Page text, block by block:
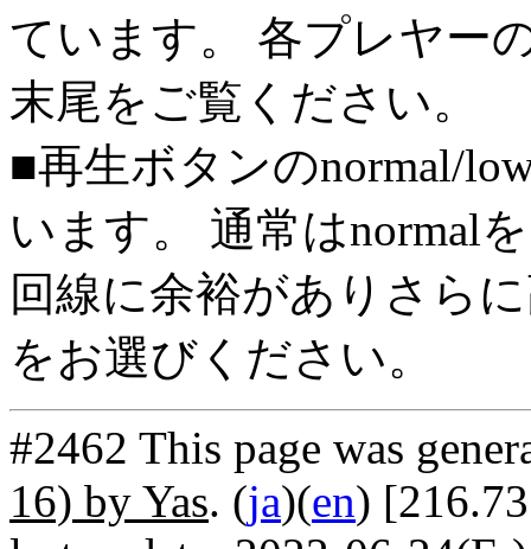
ています。 各プレヤー
末尾をご覧ください。
■再生ボタンのnormal/
います。 通常はnormal
回線に余裕がありさら
をお選びください。
#2462 This page was
16) by Yas. (ja)(en)